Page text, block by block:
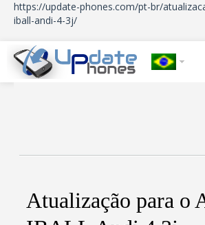
https://update-phones.com/pt-br/
iball-andi-4-3j/
Atualização para o